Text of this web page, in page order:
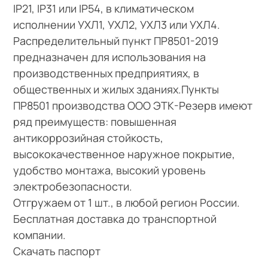
IP21, IP31 или IP54, в климатическом
исполнении УХЛ1, УХЛ2, УХЛ3 или УХЛ4.
Распределительный пункт ПР8501-2019
предназначен для использования на
производственных предприятиях, в
общественных и жилых зданиях.Пункты
ПР8501 производства ООО ЭТК-Резерв имеют
ряд преимуществ: повышенная
антикоррозийная стойкость,
высококачественное наружное покрытие,
удобство монтажа, высокий уровень
электробезопасности.
Отгружаем от 1 шт., в любой регион России.
Бесплатная доставка до транспортной
компании.
Скачать паспорт